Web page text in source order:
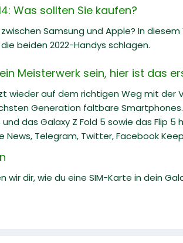
Was sollten Sie kaufen?
Samsung und Apple? In
beiden 2022-Handys schlagen.
Meisterwerk sein, hier ist das
wieder auf dem richtigen Weg mit
Generation faltbare Smartphones.
das Galaxy Z Fold 5 sowie das Flip 5
Telegram, Twitter, Facebook
wir dir, wie du eine SIM-Karte in dein